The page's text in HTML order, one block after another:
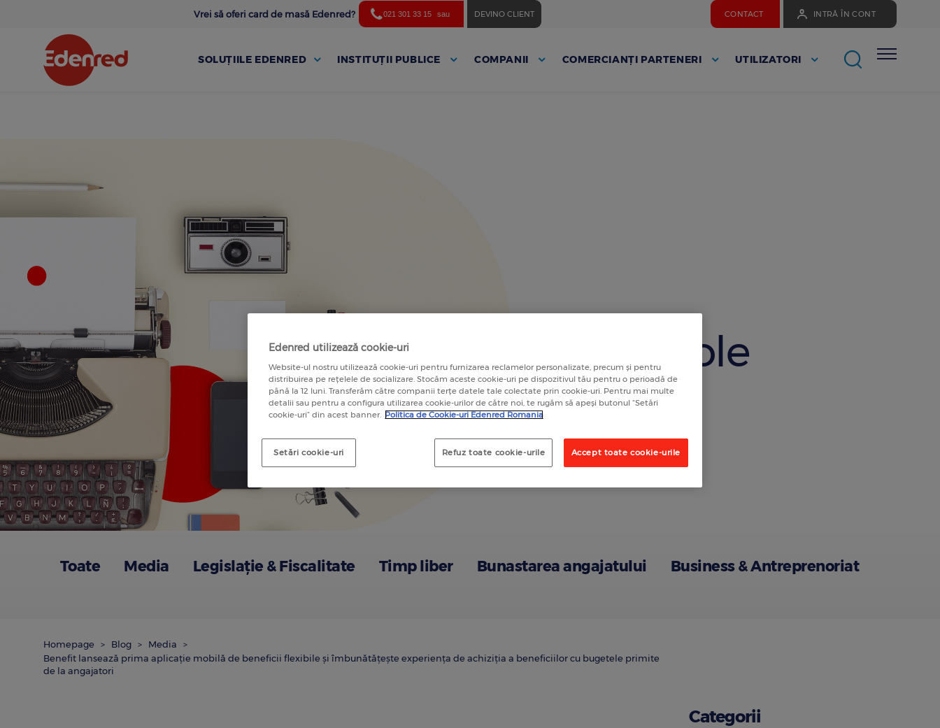
Vrei să oferi card de masă Edenred? 021 301 33 15 sau DEVINO CLIENT CONTACT INTRĂ ÎN CONT
SOLUȚIILE EDENRED INSTITUȚII PUBLICE COMPANII COMERCIANȚI PARTENERI UTILIZATORI
Articole
Toate Media Legislație & Fiscalitate Timp liber Bunastarea angajatului Business & Antreprenoriat
Homepage Blog
Media
Benefit lansează prima aplicație mobilă de beneficii flexibile și îmbunătățește experiența de achiziția a beneficiilor cu bugetele primite
de la angajatori
Categorii
Edenred utilizează cookie-uri
Website-ul nostru utilizează cookie-uri pentru furnizarea reclamelor personalizate, precum și pentru
distribuirea pe rețelele de socializare. Stocăm aceste cookie-uri pe dispozitivul tău pentru o perioadă de
până la 12 luni. Transferăm către companii terțe datele tale colectate prin cookie-uri. Pentru mai multe
detalii sau pentru a configura utilizarea cookie-urilor de către noi, te rugăm să apeși butonul “Setări
cookie-uri” din acest banner. Politica de Cookie-uri Edenred Romania
Setări cookie-uri Refuz toate cookie-urile Accept toate cookie-urile